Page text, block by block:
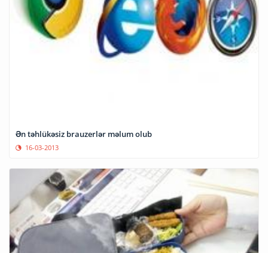
Ən təhlükəsiz brauzerlər məlum olub
16-03-2013